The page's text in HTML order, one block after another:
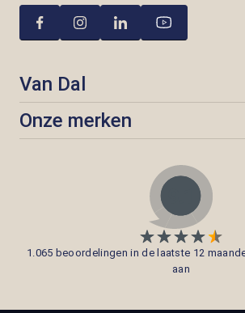
Van Dal
Onze merken
1.065 beoordelingen in de laatste 12
aan